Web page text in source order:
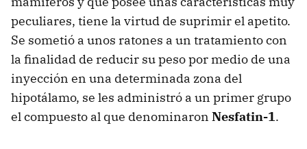
peculiares, tiene la virtud de suprimir el apetito.
Se sometió a unos ratones a un tratamiento con
la finalidad de reducir su peso por medio de una
inyección en una determinada zona del
hipotálamo, se les administró a un primer grupo
el compuesto al que denominaron Nesfatin-1.